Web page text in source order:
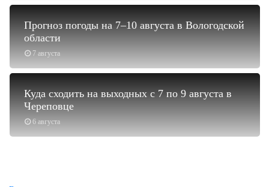
7 августа
Прогноз погоды на 7–10 августа в Вологодской
области
6 августа
Куда сходить на выходных с 7 по 9 августа в
Череповце